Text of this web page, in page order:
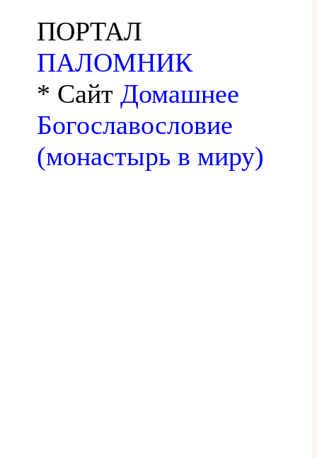
ПОРТАЛ
ПАЛОМНИК
* Сайт Домашнее
Богославословие
(монастырь в миру)